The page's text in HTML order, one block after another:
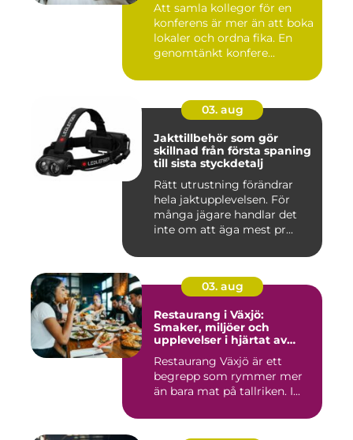
Att samla kollegor för en
konferens är mer än att boka
lokaler och ordna fika. En
genomtänkt konfere...
03. aug
Jakttillbehör som gör
skillnad från första spaning
till sista styckdetalj
Rätt utrustning förändrar
hela jaktupplevelsen. För
många jägare handlar det
inte om att äga mest pr...
03. aug
Restaurang i Växjö:
Smaker, miljöer och
upplevelser i hjärtat av
Restaurang Växjö är ett
begrepp som rymmer mer
än bara mat på tallriken. I...